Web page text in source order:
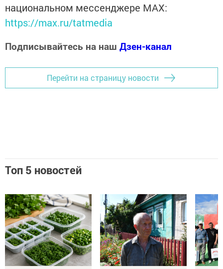
национальном мессенджере MАХ:
https://max.ru/tatmedia
Подписывайтесь на наш Дзен-канал
Перейти на страницу новости
Топ 5 новостей